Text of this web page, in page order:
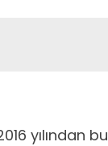
yılından bu